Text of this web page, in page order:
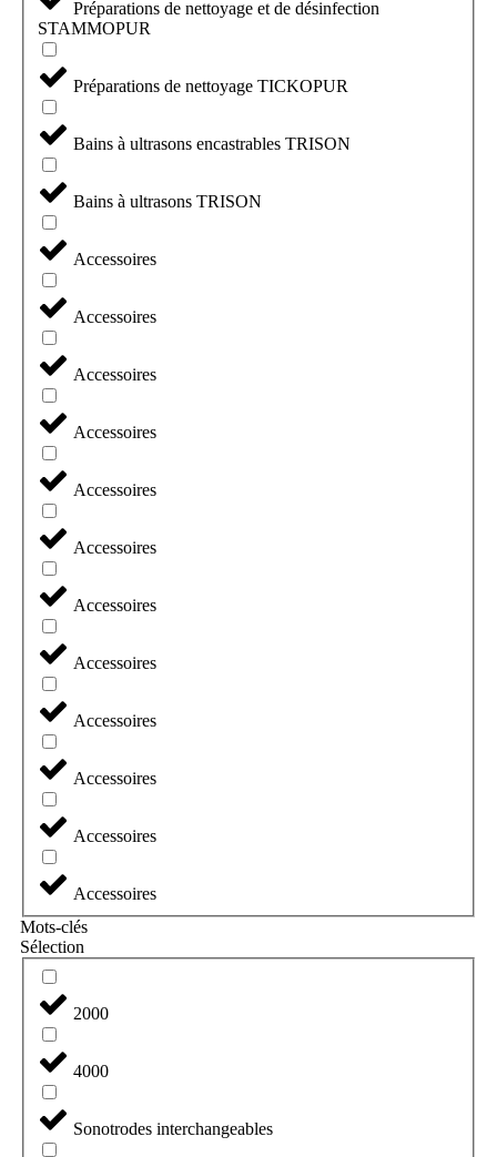
Préparations de nettoyage et de désinfection
STAMMOPUR
Préparations de nettoyage TICKOPUR
Bains à ultrasons encastrables TRISON
Bains à ultrasons TRISON
Accessoires
Accessoires
Accessoires
Accessoires
Accessoires
Accessoires
Accessoires
Accessoires
Accessoires
Accessoires
Accessoires
Accessoires
Mots-clés
Sélection
2000
4000
Sonotrodes interchangeables